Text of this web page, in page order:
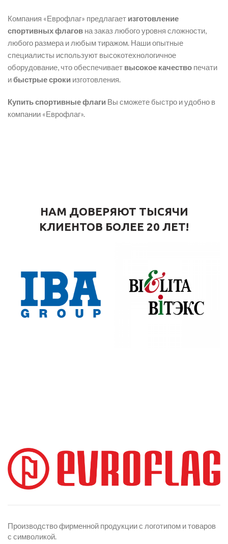
Компания «Еврофлаг» предлагает изготовление
спортивных флагов на заказ любого уровня сложности,
любого размера и любым тиражом. Наши опытные
специалисты используют высокотехнологичное
оборудование, что обеспечивает высокое качество печати
ибыстрые сроки изготовления.
Купить спортивные флаги Вы сможете быстро и удобно в
компании «Еврофлаг».
НАМ ДОВЕРЯЮТ ТЫСЯЧИ
КЛИЕНТОВ БОЛЕЕ 20 ЛЕТ!
Производство фирменной продукции с логотипом и товаров
с символикой.